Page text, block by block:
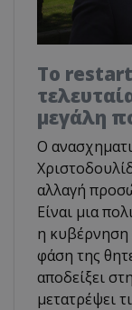
Το
μεγάλη
Ο
αλλαγή
Είναι μια
η κυβέρνηση
φάση της
αποδείξει
μετατρέψει